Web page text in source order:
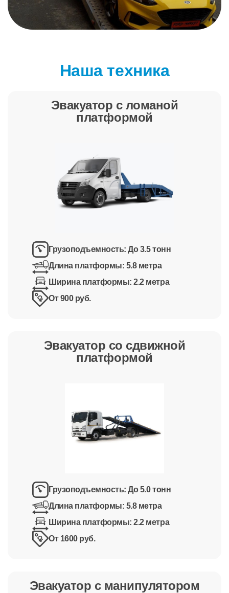
Наша техника
Эвакуатор с ломаной
платформой
Грузоподъемность:До 3.5 тонн
Длина платформы: 5.8 метра
Ширина платформы:2.2 метра
От 900 руб.
Эвакуатор со сдвижной
платформой
Грузоподъемность:До 5.0 тонн
Длина платформы: 5.8 метра
Ширина платформы:2.2 метра
От 1600 руб.
Эвакуатор с манипулятором